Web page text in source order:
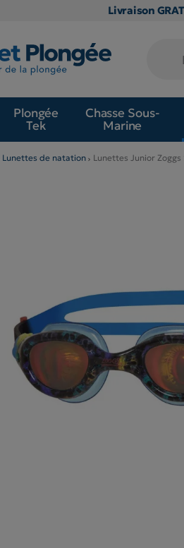
Livraison
Plongée
Tek
Chasse Sous-
Marine
Lunettes de natation Lunettes Junior Zoggs